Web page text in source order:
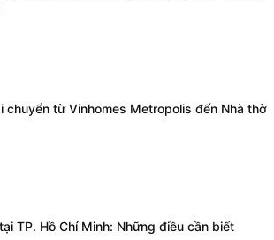
chuyển từ Vinhomes Metropolis đến Nhà thờ
TP. Hồ Chí Minh: Những điều cần biết